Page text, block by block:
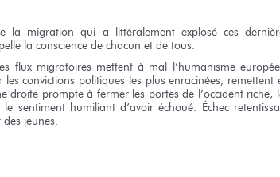
la migration qui a littéralement explosé ces
la conscience de chacun et de tous.
flux migratoires mettent à mal l’humanisme
convictions politiques les plus enracinées, remettent
droite prompte à fermer les portes de l’occident riche,
sentiment humiliant d’avoir échoué. Échec
jeunes.